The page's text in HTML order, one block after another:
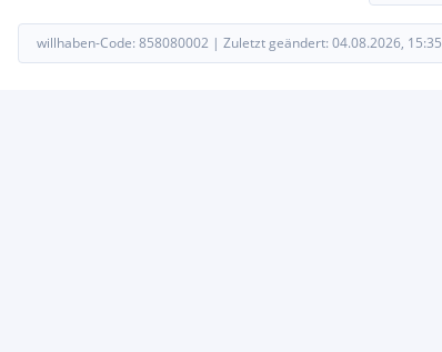
willhaben-Code: 858080002 | Zuletzt geändert: 04.08.2026, 15:35